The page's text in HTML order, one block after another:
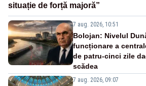
situație de forță majoră”
7 aug. 2026, 10:51
Bolojan: Nivelul
funcționare a
de patru-cinci zile
scădea
7 aug. 2026, 09:07